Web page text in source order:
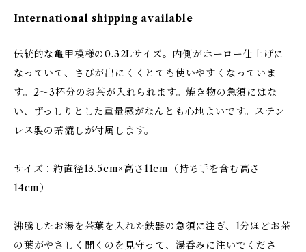
International shipping available
伝統的な亀甲模様の0.32Lサイズ。内側がホーロー仕上げに
なっていて、さびが出にくくとても使いやすくなっていま
す。2～3杯分のお茶が入れられます。焼き物の急須にはな
い、ずっしりとした重量感がなんとも心地よいです。ステン
レス製の茶漉しが付属します。
サイズ：約直径13.5cm×高さ11cm（持ち手を含む高さ
14cm）
沸騰したお湯を茶葉を入れた鉄器の急須に注ぎ、1分ほどお茶
の葉がやさしく開くのを見守って、湯呑みに注いでくださ